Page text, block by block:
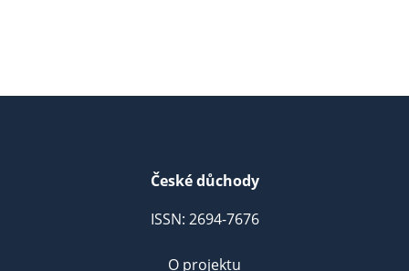
České důchody
ISSN: 2694-7676
O projektu